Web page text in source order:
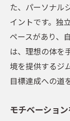
た、パーソナル
イントです。独
ペースがあり、
は、理想の体を
境を提供するジ
目標達成への道
モチベーショ